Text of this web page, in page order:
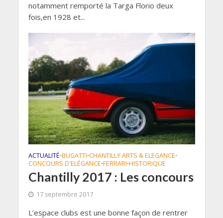
notamment remporté la Targa Florio deux
fois,en 1928 et...
ACTUALITÉ•BUGATTI•CHANTILLY ARTS & ELEGANCE•
CONCOURS D'ELÉGANCE•FERRARI•HISTORIQUE
Chantilly 2017 : Les concours
17 septembre 2017
L’espace clubs est une bonne façon de rentrer